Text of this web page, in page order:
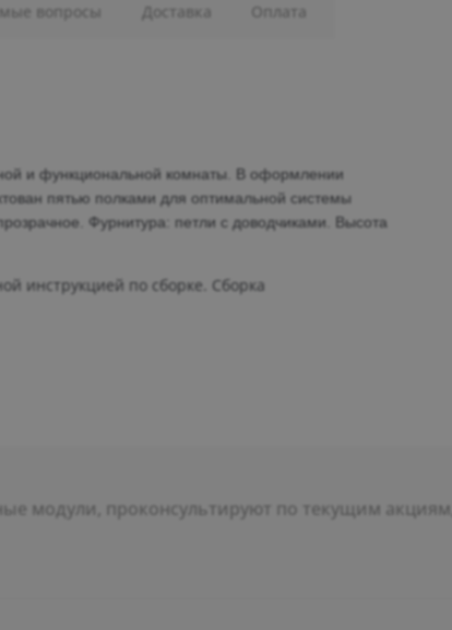
и функциональной комнаты. В оформлении
пятью полками для оптимальной системы
Фурнитура: петли с доводчиками. Высота
инструкцией по сборке. Сборка
вопросы Доставка Оплата
модули, проконсультируют по текущим